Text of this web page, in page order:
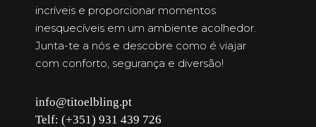
incríveis e proporcionar momentos
inesquecíveis em um ambiente acolhedor.
Junta-te a nós e descobre como é viajar
com conforto, segurança e diversão!
info@titoelbling.pt
Telf: (+351) 931 439 726